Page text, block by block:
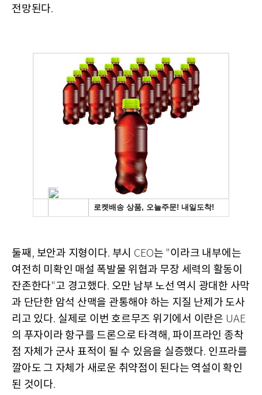
전망된다.
둘째 , 보안과 지형이다. 부시 CEO는 "이라크 내부에는
여전히 미확인 매설 폭발물 위협과 무장 세력의 활동이
잔존한다"고 경고했다. 오만 남부 노선 역시 광대한 사막
과 단단한 암석 산맥을 관통해야 하는 지질 난제가 도사
리고 있다. 실제로 이번 호르무즈 위기에서 이란은 UAE
의 푸자이라 항구를 드론으로 타격해 ,파이프라인 종착
점 자체가 군사 표적이 될 수 있음을 실증했다. 인프라를
깔아도 그 자체가 새로운 취약점이 된다는 역설이 확인
된 것이다.